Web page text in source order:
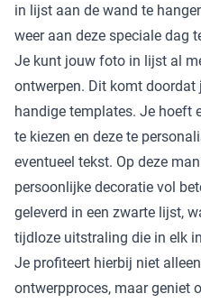
in lijst aan de wand te
weer aan deze speciale dag
Je kunt jouw foto in lijst al
ontwerpen. Dit komt
handige templates. Je hoeft
te kiezen en deze te
eventueel tekst. Op deze
persoonlijke decoratie vol
geleverd in een zwarte lijst,
tijdloze uitstraling die in elk
Je profiteert hierbij niet
ontwerpproces, maar geniet